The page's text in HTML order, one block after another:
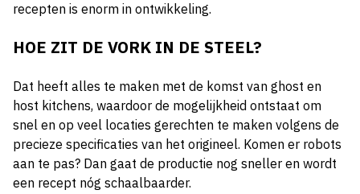
recepten is enorm in ontwikkeling.
HOE ZIT DE VORK IN DE STEEL?
Dat heeft alles te maken met de komst van ghost en
host kitchens, waardoor de mogelijkheid ontstaat om
snel en op veel locaties gerechten te maken volgens de
precieze specificaties van het origineel. Komen er robots
aan te pas? Dan gaat de productie nog sneller en wordt
een recept nóg schaalbaarder.